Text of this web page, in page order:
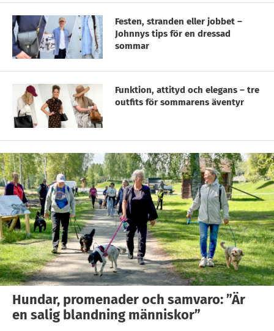
Festen, stranden eller jobbet –
Johnnys tips för en dressad
sommar
Funktion, attityd och elegans – tre
outfits för sommarens äventyr
Hundar, promenader och samvaro: ”Är
en salig blandning människor”